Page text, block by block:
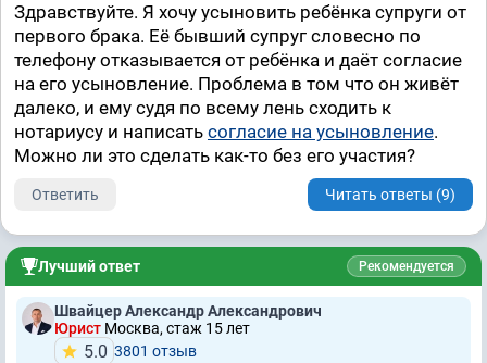
Здравствуйте. Я хочу усыновить ребёнка супруги от
первого брака. Её бывший супруг словесно по
телефону отказывается от ребёнка и даёт согласие
на его усыновление. Проблема в том что он живёт
далеко, и ему судя по всему лень сходить к
нотариусу и написать согласие на усыновление.
Можно ли это сделать как-то без его участия?
Ответить Читать ответы (9)
Лучший ответ Рекомендуется
Швайцер Александр Александрович
Юрист Москва, стаж 15 лет
5.0 3801 отзыв